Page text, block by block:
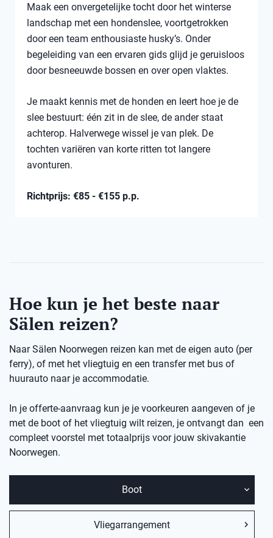
Maak een onvergetelijke tocht door het winterse
landschap met een hondenslee, voortgetrokken
door een team enthousiaste husky’s. Onder
begeleiding van een ervaren gids glijd je geruisloos
door besneeuwde bossen en over open vlaktes.
Je maakt kennis met de honden en leert hoe je de
slee bestuurt: één zit in de slee, de ander staat
achterop. Halverwege wissel je van plek. De
tochten variëren van korte ritten tot langere
avonturen.
Richtprijs: €85 - €155 p.p.
Hoe kun je het beste naar
Sälen reizen?
Naar Sälen Noorwegen reizen kan met de eigen auto (per
ferry), of met het vliegtuig en een transfer met bus of
huurauto naar je accommodatie.
In je offerte-aanvraag kun je je voorkeuren aangeven of je
met de boot of het vliegtuig wilt reizen, je ontvangt dan een
compleet voorstel met totaalprijs voor jouw skivakantie
Noorwegen.
Boot
Vliegarrangement